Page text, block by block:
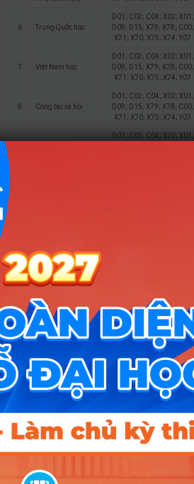
6 Trung Quốc học
D01; C03; C04; X02; X01;
D09; D15; X79; X78; C00;
X71; X70; X75; X74; Y07
7 Việt Nam học
D01; C03; C04; X02; X01;
D09; D15; X79; X78; C00;
X71; X70; X75; X74; Y07
8 Công tác xã hội
D01; C03; C04; X02; X01;
D09; D15; X79; X78; C00;
X71; X70; X75; X74; Y07
D01; C03; C04; X02; X01;
ĐĂNG KÝ NGAY
Công cụ
Trắc nghiệm MBTI
Tư vấn hướng nghiệp